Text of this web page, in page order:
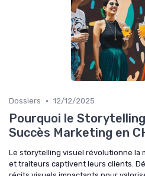
Dossiers • 12/12/2025
Pourquoi le
Succès Marketing en
Le storytelling visuel révolutionne la
et traiteurs captivent leurs clients.